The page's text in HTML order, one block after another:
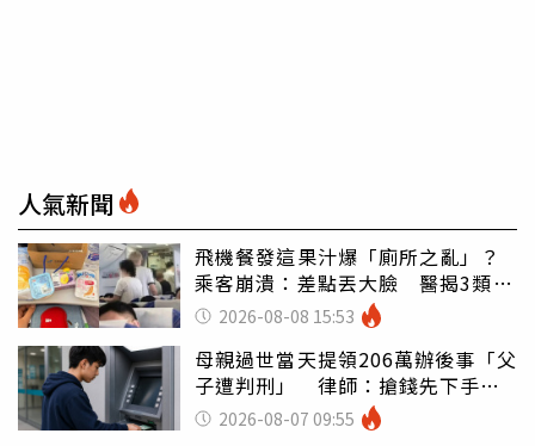
人氣新聞
飛機餐發這果汁爆「廁所之亂」？
乘客崩潰：差點丟大臉 醫揭3類人
別亂喝
2026-08-08 15:53
母親過世當天提領206萬辦後事「父
子遭判刑」 律師：搶錢先下手是
罪 2026-08-07 09:55